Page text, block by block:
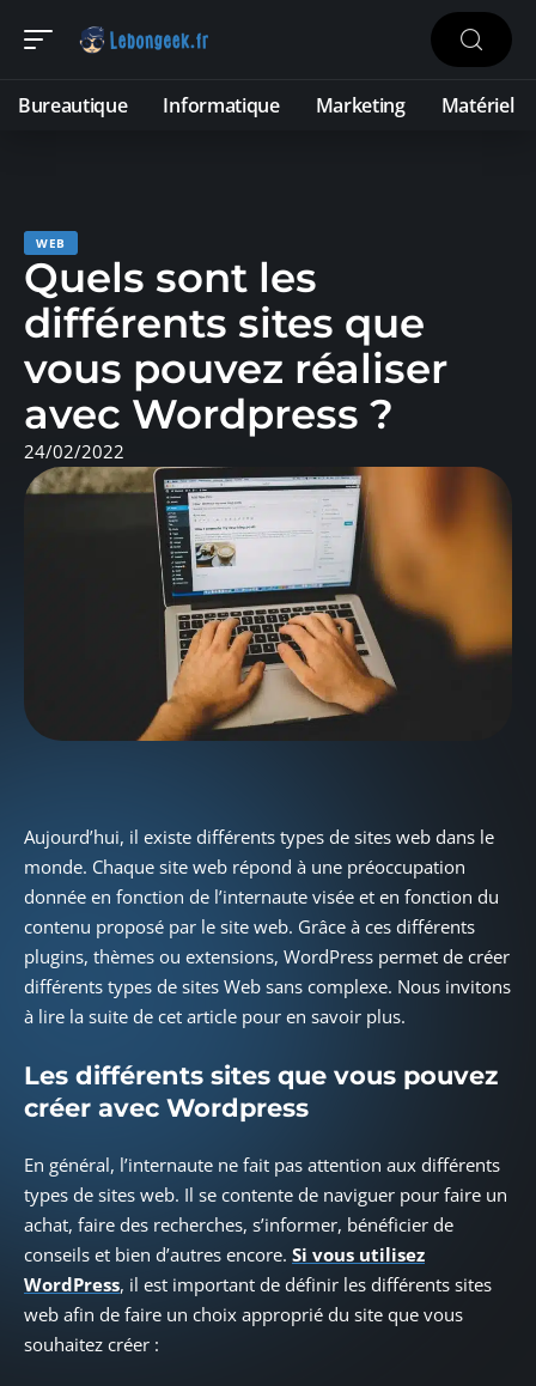
Bureautique Informatique Marketing Matériel
WEB
Quels sont les
différents sites que
vous pouvez réaliser
avec Wordpress ?
24/02/2022
Aujourd’hui, il existe différents types de sites web dans le
monde. Chaque site web répond à une préoccupation
donnée en fonction de l’internaute visée et en fonction du
contenu proposé par le site web. Grâce à ces différents
plugins, thèmes ou extensions, WordPress permet de créer
différents types de sites Web sans complexe. Nous invitons
à lire la suite de cet article pour en savoir plus.
Les différents sites que vous pouvez
créer avec Wordpress
En général, l’internaute ne fait pas attention aux différents
types de sites web. Il se contente de naviguer pour faire un
achat, faire des recherches, s’informer, bénéficier de
conseils et bien d’autres encore. Si vous utilisez
WordPress, il est important de définir les différents sites
web afin de faire un choix approprié du site que vous
souhaitez créer :